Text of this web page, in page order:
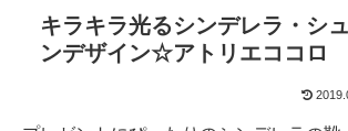
キラキラ光るシンデレラ・シ
ンデザイン☆アトリエココロ